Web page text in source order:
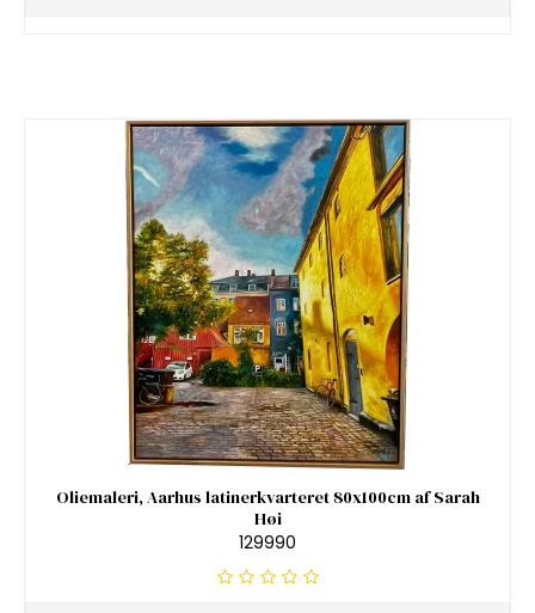
Oliemaleri, Aarhus latinerkvarteret 80x100cm af Sarah
Høi
129990